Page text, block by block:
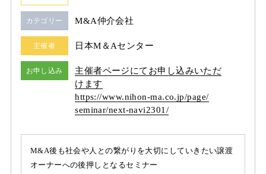
カテゴリー M&A仲介会社
主催者 日本M＆Aセンター
お申し込み
主催者ページにてお申し込みいただ
けます
https://www.nihon-ma.co.jp/page/
seminar/next-navi2301/
M&A後も社会や人との繋がりを大切にしていきたい譲渡
オーナーへの後押しとなるセミナー